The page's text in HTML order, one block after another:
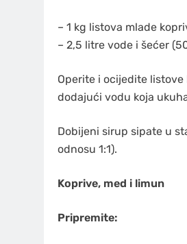
– 1 kg listova mlade
– 2,5 litre vode i šećer
Operite i ocijedite
dodajući vodu koja
Dobijeni sirup sipate u
odnosu 1:1).
Koprive, med i limun
Pripremite: